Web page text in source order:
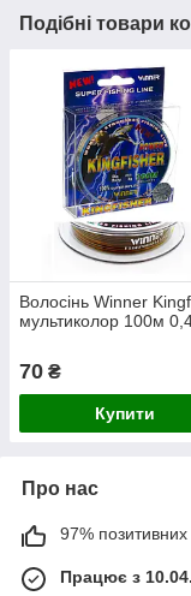
Подібні товари
Волосінь Winner
мультиколор 100м
70 ₴
Купити
Про нас
97% позитивних
Працює з